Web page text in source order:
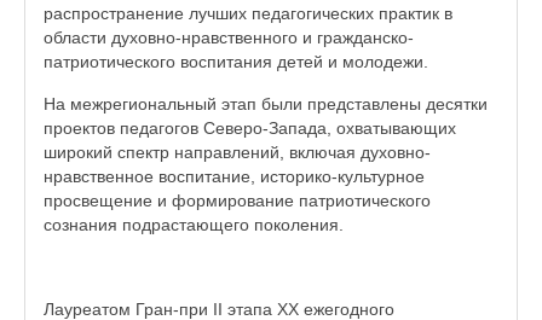
распространение лучших педагогических практик в
области духовно-нравственного и гражданско-
патриотического воспитания детей и молодежи.
На межрегиональный этап были представлены десятки
проектов педагогов Северо-Запада, охватывающих
широкий спектр направлений, включая духовно-
нравственное воспитание, историко-культурное
просвещение и формирование патриотического
сознания подрастающего поколения.
Лауреатом Гран-при II этапа XX ежегодного